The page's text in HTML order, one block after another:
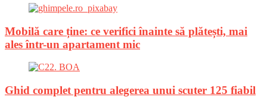
Mobilă care ține: ce verifici înainte să plătești, mai
ales într-un apartament mic
Ghid complet pentru alegerea unui scuter 125 fiabil